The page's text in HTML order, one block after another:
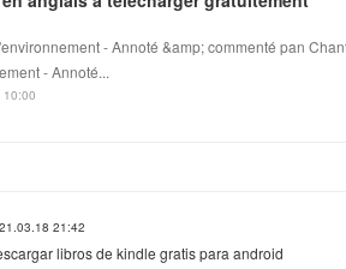
- Annoté &amp; commenté pan
- Annoté...
21:42
libros de kindle gratis para android